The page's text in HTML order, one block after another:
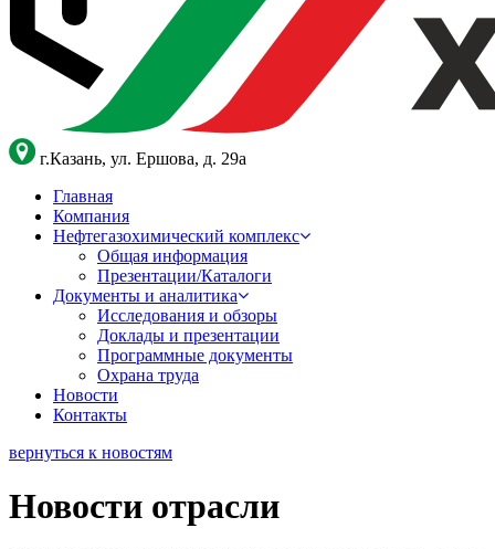
г.Казань, ул. Ершова, д. 29а
Главная
Компания
Нефтегазохимический комплекс
Общая информация
Презентации/Каталоги
Документы и аналитика
Исследования и обзоры
Доклады и презентации
Программные документы
Охрана труда
Новости
Контакты
вернуться к новостям
Новости отрасли